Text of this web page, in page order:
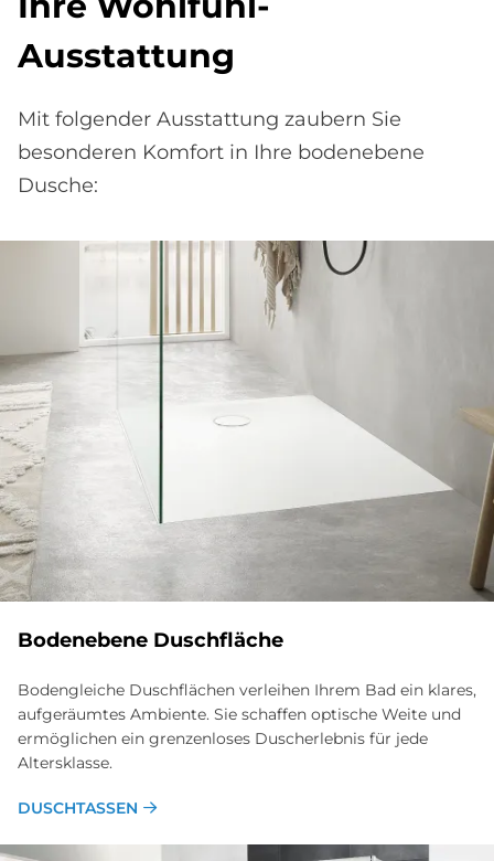
Aus­stat­tung
Mit folgender Ausstattung zaubern Sie
besonderen Komfort in Ihre bodenebene
Dusche:
Bo­den­ebe­ne Dusch­flä­che
Bodengleiche Duschflächen verleihen Ihrem Bad ein klares,
aufgeräumtes Ambiente. Sie schaffen optische Weite und
ermöglichen ein grenzen­loses Dusch­erlebnis für jede
Alters­klasse.
DUSCHTASSEN